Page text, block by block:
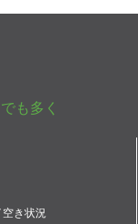
も多く
き状況